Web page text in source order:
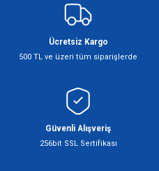
Görüş ve önerileriniz için teşekkür
Ürün resmi kalitesiz, bozuk veya
Ürün bilgilerinde hatalar bulunuyor.
Ürün fiyatı diğer sitelerden daha
Bu ürüne benzer farklı alternatifler
Ücretsiz Kargo
500 TL ve üzeri tüm siparişlerde
Güvenli Alışveriş
256bit SSL Sertifikası